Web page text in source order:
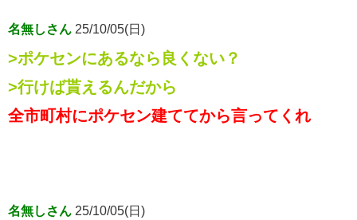
名無しさん 25/10/05(日)
>ポケセンにあるなら良くない？
>行けば貰えるんだから
全市町村にポケセン建ててから言ってくれ
名無しさん 25/10/05(日)